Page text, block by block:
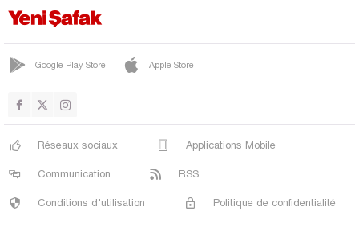
Ardahan
Artvin
Aydın
Balıkesir
Bartın
Batman
Bayburt
Bilecik
Google Play Store Apple Store
Réseaux sociaux Applications Mobile
Communication RSS
Conditions d'utilisation Politique de confidentialité